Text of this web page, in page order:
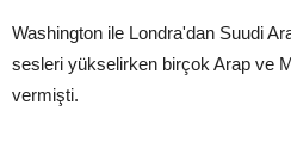
Washington ile Londra'dan Suudi
sesleri yükselirken birçok Arap ve
vermişti.